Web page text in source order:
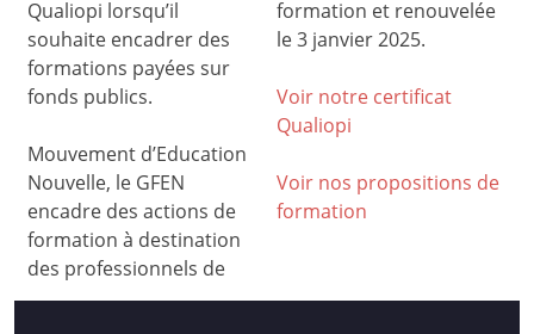
Qualiopi lorsqu’il
souhaite encadrer des
formations payées sur
fonds publics.
Mouvement d’Education
Nouvelle, le GFEN
encadre des actions de
formation à destination
des professionnels de
formation et renouvelée
le 3 janvier 2025.
Voir notre certificat
Qualiopi
Voir nos propositions de
formation